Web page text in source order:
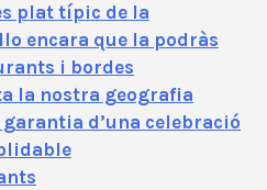
plat típic de la
encara que la podràs
i bordes
la nostra geografia
garantia d’una celebració